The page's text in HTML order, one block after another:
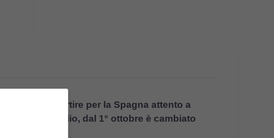
Se stai per partire per la Spagna attento a
questo dettaglio, dal 1° ottobre è cambiato